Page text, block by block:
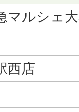
マルシェ
西店